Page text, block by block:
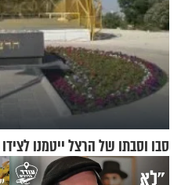
סבו וסבתו של הרצל ייטמנו